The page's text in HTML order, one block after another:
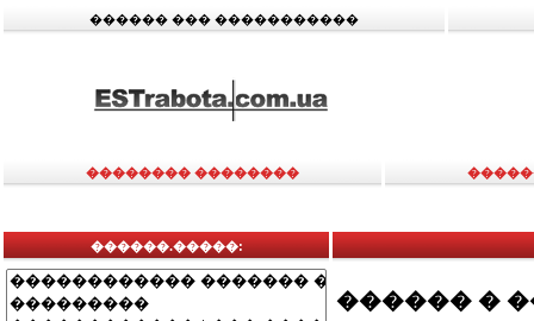
������ ��� �����������
�������� ��������
������.�����:
������ �